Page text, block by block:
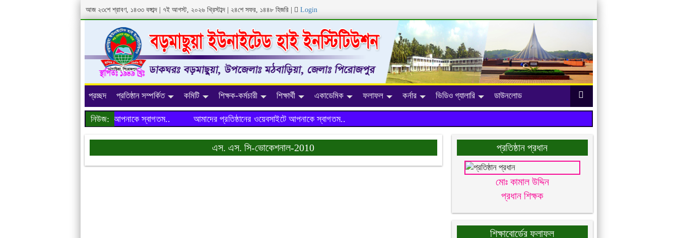
আজ ২৩শে শ্রাবণ, ১৪৩৩ বঙ্গাব্দ | ৭ই আগস্ট, ২০২৬ খ্রিস্টাব্দ | ২৪শে সফর, ১৪৪৮ হিজরি Login
প্রচ্ছদ প্রতিষ্ঠান সম্পর্কিত কমিটি শিক্ষক-কর্মচারী শিক্ষার্থী একাডেমিক ফলাফল কর্নার ভিডিও গ্যালারি ডাউনলোড
নিউজ: আমাদের প্রতিষ্ঠানের ওয়েবসাইটে আপনাকে স্বাগতম..
আমাদের প্রতিষ্ঠানের ওয়েবসাইটে আপনাকে স্বাগতম..
এস. এস. সি-ভোকেশনাল-2010 প্রতিষ্ঠান প্রধান
মোঃ কামাল উদ্দিন
প্রধান শিক্ষক
শিক্ষাবোর্ডের ফলাফল